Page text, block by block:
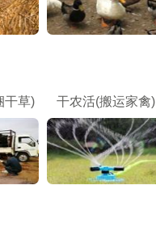
干草) 干农活(搬运家禽)